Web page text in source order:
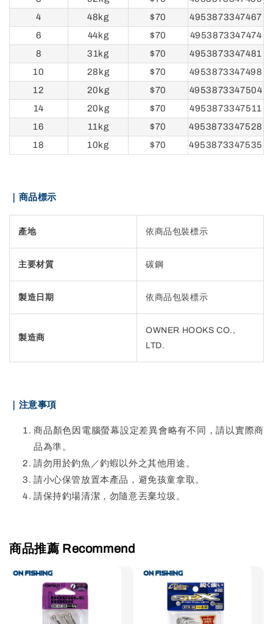
4
48kg $70
4953873347467
6
44kg $70
4953873347474
8
31kg $70
4953873347481
10
28kg $70
4953873347498
12
20kg $70
4953873347504
14
20kg $70
4953873347511
16
11kg $70
4953873347528
18
10kg $70 4953873347535
｜商品標示
產地 依商品包裝標示
主要材質 碳鋼
製造日期 依商品包裝標示
製造商
OWNER HOOKS CO.,
LTD.
｜注意事項
商品顏色因電腦螢幕設定差異會略有不同，請以實際商
品為準。
請勿用於釣魚／釣蝦以外之其他用途。
請小心保管放置本產品，避免孩童拿取。
請保持釣場清潔，勿隨意丟棄垃圾。
商品推薦 Recommend